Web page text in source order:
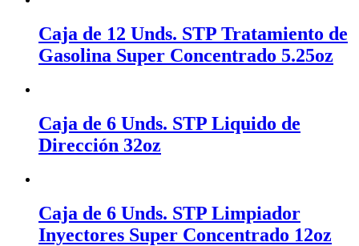
Caja de 12 Unds. STP Tratamiento de
Gasolina Super Concentrado 5.25oz
Caja de 6 Unds. STP Liquido de
Dirección 32oz
Caja de 6 Unds. STP Limpiador
Inyectores Super Concentrado 12oz